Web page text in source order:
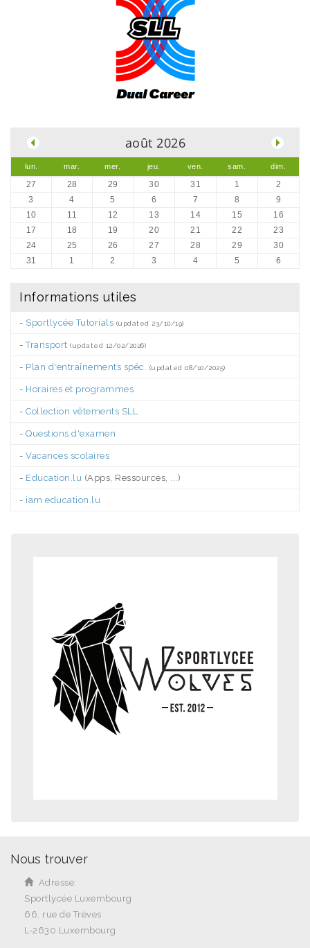
août 2026
lun. mar. mer. jeu. ven. sam. dim.
27 28 29 30 31 1
2
3
4 5 6 7 8
9
10
11 12 13 14 15
16
17
18 19 20 21 22
23
24
25 26 27 28 29
30
31
1 2 3 4 5 6
Informations utiles
- Sportlycée Tutorials (updated 23/10/19)
-Transport (updated 12/02/2026)
- Plan d'entraînements spéc. (updated 08/10/2025)
- Horaires et programmes
- Collection vêtements SLL
- Questions d'examen
- Vacances scolaires
- Education.lu (Apps, Ressources, ...)
- iam.education.lu
Nous trouver
Adresse:
Sportlycée Luxembourg
66, rue de Trèves
L-2630 Luxembourg